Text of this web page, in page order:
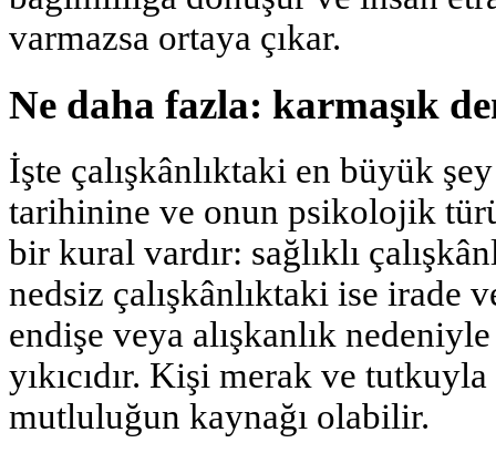
varmazsa ortaya çıkar.
Ne daha fazla: karmaşık
İşte çalışkânlıktaki en büyük
tarihinine ve onun psikolojik
bir kural vardır: sağlıklı
nedsiz çalışkânlıktaki ise irade
endişe veya alışkanlık nedeniyle
yıkıcıdır. Kişi merak ve
mutluluğun kaynağı olabilir.